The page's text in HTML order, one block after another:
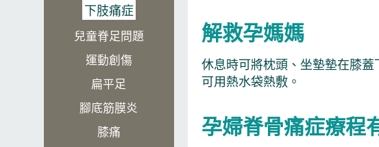
下肢痛症
兒童脊足問題​
運動創傷
扁平足
腳底筋膜炎
膝痛
解救孕媽媽
休息時可將枕頭、坐墊墊在膝
可用熱水袋熱敷。
孕婦脊骨痛症療